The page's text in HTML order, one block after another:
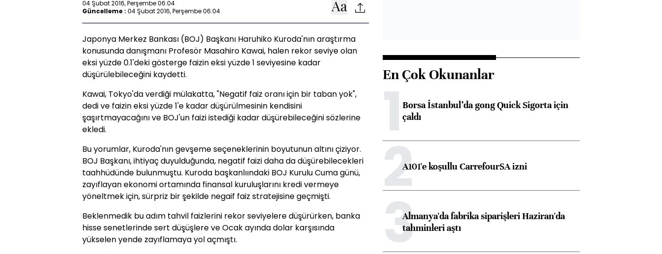
04 Şubat 2016, Perşembe 06:04
Güncelleme : 04 Şubat 2016, Perşembe 06:04
Japonya Merkez Bankası (BOJ) Başkanı Haruhiko Kuroda'nın araştırma
konusunda danışmanı Profesör Masahiro Kawai, halen rekor seviye olan
eksi yüzde 0.1'deki gösterge faizin eksi yüzde 1 seviyesine kadar
düşürülebileceğini kaydetti.
Kawai, Tokyo'da verdiği mülakatta, "Negatif faiz oranı için bir taban yok",
dedi ve faizin eksi yüzde 1'e kadar düşürülmesinin kendisini
şaşırtmayacağını ve BOJ'un faizi istediği kadar düşürebileceğini sözlerine
ekledi.
Bu yorumlar, Kuroda'nın gevşeme seçeneklerinin boyutunun altını çiziyor.
BOJ Başkanı, ihtiyaç duyulduğunda, negatif faizi daha da düşürebilecekleri
taahhüdünde bulunmuştu. Kuroda başkanlıındaki BOJ Kurulu Cuma günü,
zayıflayan ekonomi ortamında finansal kuruluşlarını kredi vermeye
yöneltmek için, sürpriz bir şekilde negaif faiz stratejisine geçmişti.
Beklenmedik bu adım tahvil faizlerini rekor seviyelere düşürürken, banka
hisse senetlerinde sert düşüşlere ve Ocak ayında dolar karşısında
yükselen yende zayıflamaya yol açmıştı.
En Çok Okunanlar
1Borsa İstanbul’da gong Quick Sigorta için
çaldı
2A101'e koşullu CarrefourSA izni
3Almanya'da fabrika siparişleri Haziran'da
tahminleri aştı